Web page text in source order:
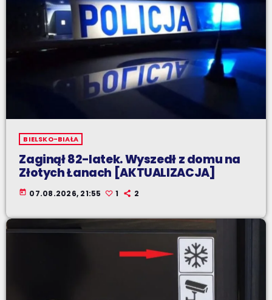
BIELSKO-BIAŁA
Zaginął 82-latek. Wyszedł z domu na
Złotych Łanach [AKTUALIZACJA]
today 07.08.2026, 21:55 1 2